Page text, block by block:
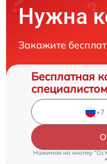
Нужна
Закажите
Бесплатная
специалистом
Нажимая на кнопку